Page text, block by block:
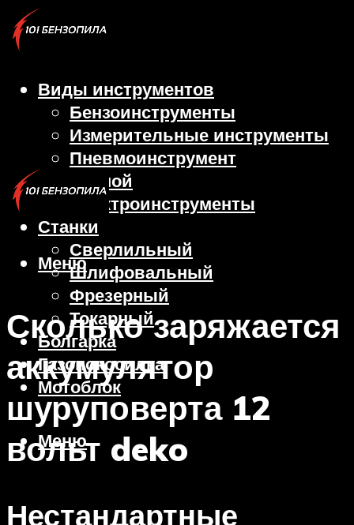
Виды инструментов
Бензоинструменты
Измерительные инструменты
Пневмоинструмент
Ручной
Электроинструменты
Станки
Сверлильный
Шлифовальный
Фрезерный
Токарный
Болгарка
Газонокосилка
Мотоблок
Меню
Меню
Сколько заряжается
аккумулятор
шуруповерта 12
вольт deko
Нестандартные